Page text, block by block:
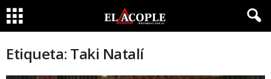
Etiqueta: Taki Natalí